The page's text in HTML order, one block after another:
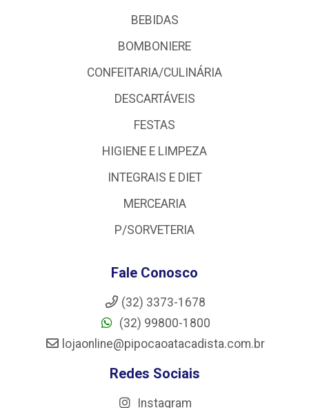
BEBIDAS
BOMBONIERE
CONFEITARIA/CULINÁRIA
DESCARTÁVEIS
FESTAS
HIGIENE E LIMPEZA
INTEGRAIS E DIET
MERCEARIA
P/SORVETERIA
Fale Conosco
(32) 3373-1678
(32) 99800-1800
lojaonline@pipocaoatacadista.com.br
Redes Sociais
Instagram